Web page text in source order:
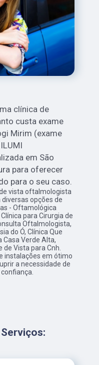
clínica de
custa exame
Mirim (exame
em São
para oferecer
para o seu caso.
vista oftalmologista
opções de
- Oftamológica
para Cirurgia de
Oftalmologista,
do Ó, Clínica Que
Casa Verde Alta,
de Vista para Cnh.
instalações em ótimo
a necessidade de